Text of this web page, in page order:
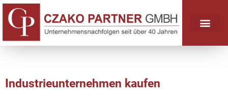
Industrieunternehmen kaufen​